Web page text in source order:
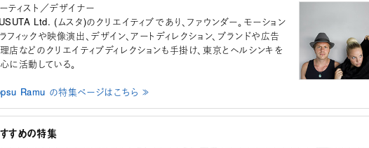
ティスト／デザイナー
Ltd. (ムスタ)のクリエイティブであり、ファウンダー。モーション
フィックや映像演出、デザイン、アートディレクション、ブランドや広告
店などのクリエイティブディレクションも手掛け、東京とヘルシンキを
に活動している。
Ramu の特集ページはこちら ≫
すめの特集